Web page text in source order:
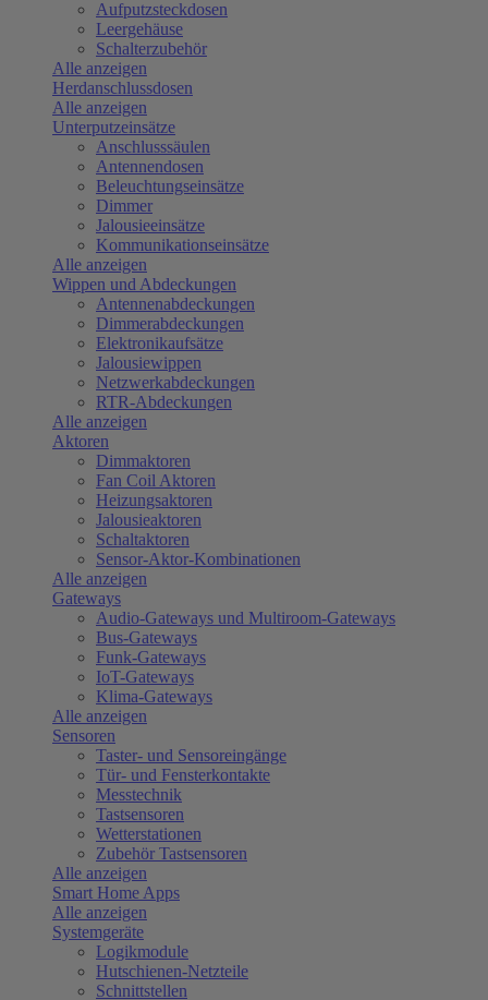
Aufputzsteckdosen
Leergehäuse
Schalterzubehör
Alle anzeigen
Herdanschlussdosen
Alle anzeigen
Unterputzeinsätze
Anschlusssäulen
Antennendosen
Beleuchtungseinsätze
Dimmer
Jalousieeinsätze
Kommunikationseinsätze
Alle anzeigen
Wippen und Abdeckungen
Antennenabdeckungen
Dimmerabdeckungen
Elektronikaufsätze
Jalousiewippen
Netzwerkabdeckungen
RTR-Abdeckungen
Alle anzeigen
Aktoren
Dimmaktoren
Fan Coil Aktoren
Heizungsaktoren
Jalousieaktoren
Schaltaktoren
Sensor-Aktor-Kombinationen
Alle anzeigen
Gateways
Audio-Gateways und Multiroom-Gateways
Bus-Gateways
Funk-Gateways
IoT-Gateways
Klima-Gateways
Alle anzeigen
Sensoren
Taster- und Sensoreingänge
Tür- und Fensterkontakte
Messtechnik
Tastsensoren
Wetterstationen
Zubehör Tastsensoren
Alle anzeigen
Smart Home Apps
Alle anzeigen
Systemgeräte
Logikmodule
Hutschienen-Netzteile
Schnittstellen